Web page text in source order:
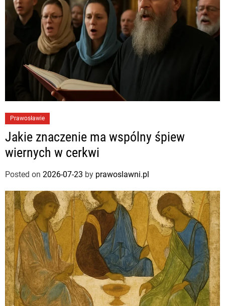
Prawosławie
Jakie znaczenie ma wspólny śpiew
wiernych w cerkwi
Posted on 2026-07-23 by prawoslawni.pl